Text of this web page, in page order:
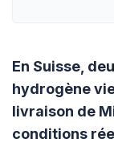
En Suisse,
hydrogène
livraison de
conditions